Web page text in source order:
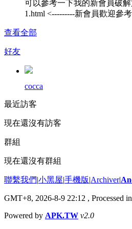
可以參考一下我的新會員破解
1.html <---------新會員歡迎參
查看全部
好友
cocca
最近訪客
現在還沒有訪客
群組
現在還沒有群組
聯繫我們|小黑屋|手機版|Archiver|
GMT+8, 2026-8-9 22:12 , Processed
Powered by APK.TW v2.0